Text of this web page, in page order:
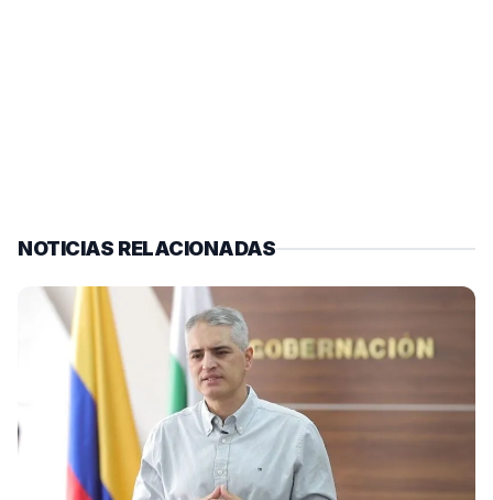
NOTICIAS RELACIONADAS